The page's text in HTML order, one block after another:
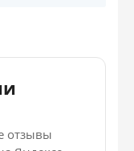
отзывы